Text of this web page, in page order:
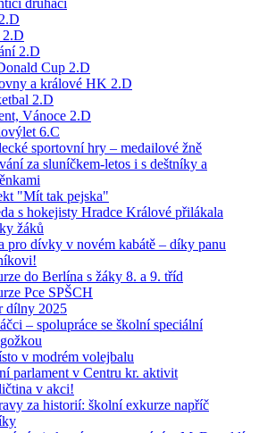
2.D
2.D
Cup 2.D
a králové HK 2.D
2.D
Vánoce 2.D
6.C
sportovní hry – medailové žně
za sluníčkem-letos i s deštníky a
"Mít tak pejska"
s hokejisty Hradce Králové přilákala
žáků
pro dívky v novém kabátě – díky panu
do Berlína s žáky 8. a 9. tříd
Pce SPŠCH
dílny 2025
– spolupráce se školní speciální
v modrém volejbalu
parlament v Centru kr. aktivit
v akci!
za historií: školní exkurze napříč